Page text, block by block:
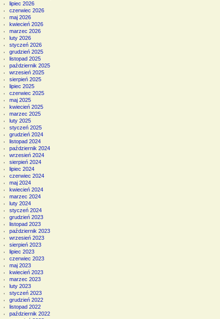
lipiec 2026
czerwiec 2026
maj 2026
kwiecień 2026
marzec 2026
luty 2026
styczeń 2026
grudzień 2025
listopad 2025
październik 2025
wrzesień 2025
sierpień 2025
lipiec 2025
czerwiec 2025
maj 2025
kwiecień 2025
marzec 2025
luty 2025
styczeń 2025
grudzień 2024
listopad 2024
październik 2024
wrzesień 2024
sierpień 2024
lipiec 2024
czerwiec 2024
maj 2024
kwiecień 2024
marzec 2024
luty 2024
styczeń 2024
grudzień 2023
listopad 2023
październik 2023
wrzesień 2023
sierpień 2023
lipiec 2023
czerwiec 2023
maj 2023
kwiecień 2023
marzec 2023
luty 2023
styczeń 2023
grudzień 2022
listopad 2022
październik 2022